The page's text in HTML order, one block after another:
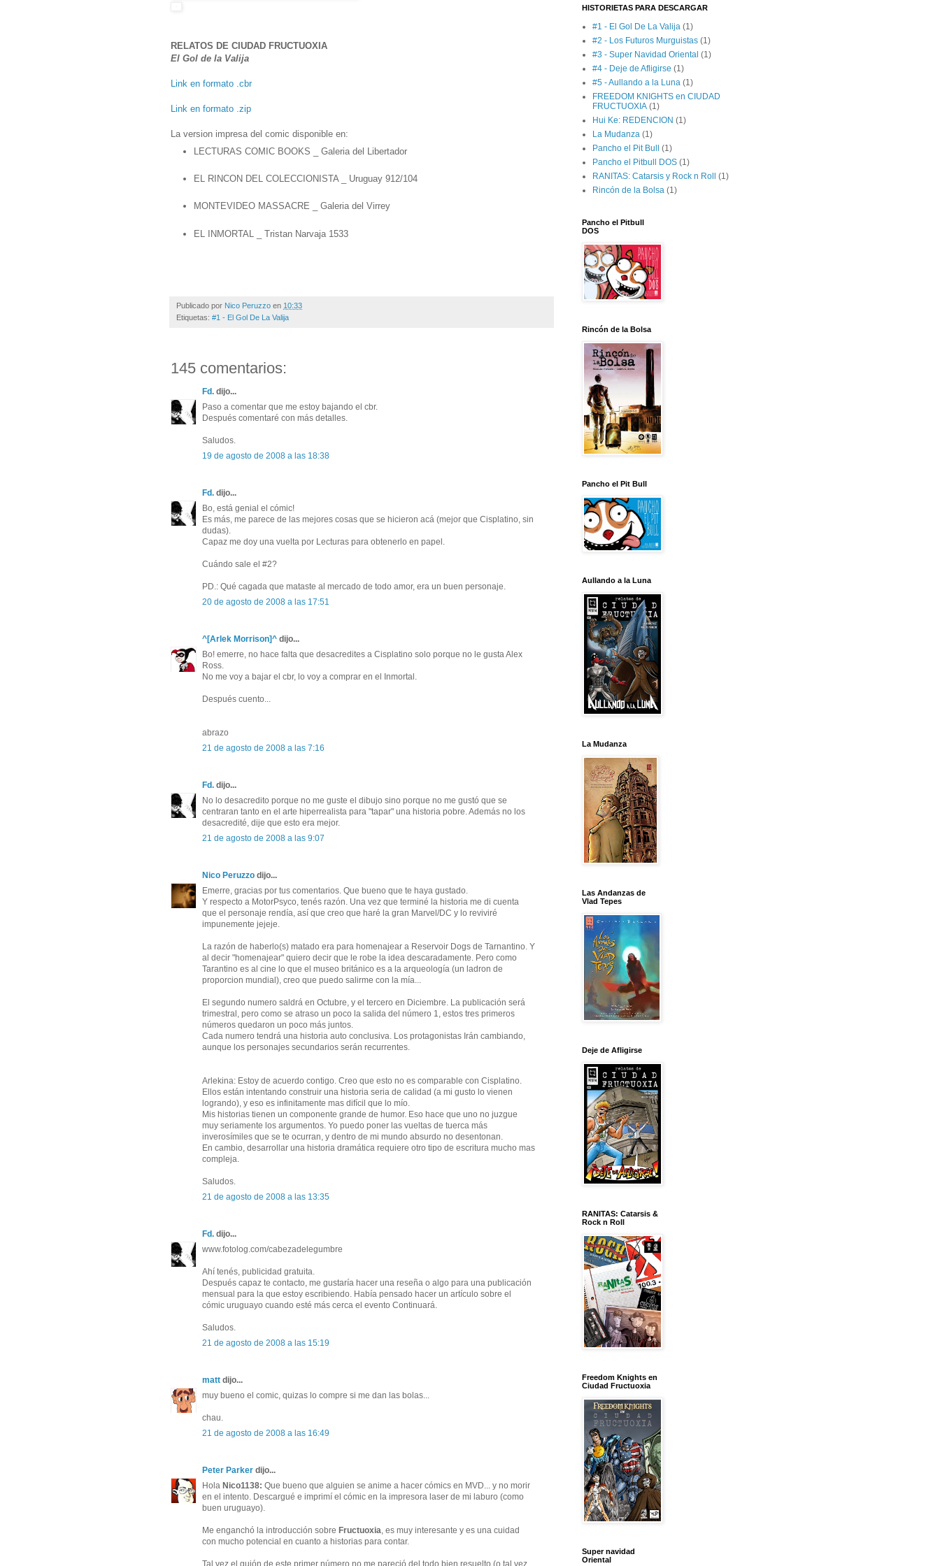
RELATOS DE CIUDAD FRUCTUOXIA
El Gol de la Valija
Link en formato .cbr
Link en formato .zip
La version impresa del comic disponible en:
LECTURAS COMIC BOOKS _ Galeria del Libertador
EL RINCON DEL COLECCIONISTA _ Uruguay 912/104
MONTEVIDEO MASSACRE _ Galeria del Virrey
EL INMORTAL _ Tristan Narvaja 1533
Publicado por Nico Peruzzo en 10:33
Etiquetas: #1 - El Gol De La Valija
145 comentarios:
Fd. dijo...
Paso a comentar que me estoy bajando el cbr.
Después comentaré con más detalles.
Saludos.
19 de agosto de 2008 a las 18:38
Fd. dijo...
Bo, está genial el cómic!
Es más, me parece de las mejores cosas que se hicieron acá (mejor que Cisplatino, sin
dudas).
Capaz me doy una vuelta por Lecturas para obtenerlo en papel.
Cuándo sale el #2?
PD.: Qué cagada que mataste al mercado de todo amor, era un buen personaje.
20 de agosto de 2008 a las 17:51
^[Arlek Morrison]^ dijo...
Bo! emerre, no hace falta que desacredites a Cisplatino solo porque no le gusta Alex
Ross.
No me voy a bajar el cbr, lo voy a comprar en el Inmortal.
Después cuento...
abrazo
21 de agosto de 2008 a las 7:16
Fd. dijo...
No lo desacredito porque no me guste el dibujo sino porque no me gustó que se
centraran tanto en el arte hiperrealista para "tapar" una historia pobre. Además no los
desacredité, dije que esto era mejor.
21 de agosto de 2008 a las 9:07
Nico Peruzzo dijo...
Emerre, gracias por tus comentarios. Que bueno que te haya gustado.
Y respecto a MotorPsyco, tenés razón. Una vez que terminé la historia me di cuenta
que el personaje rendía, así que creo que haré la gran Marvel/DC y lo reviviré
impunemente jejeje.
La razón de haberlo(s) matado era para homenajear a Reservoir Dogs de Tarnantino. Y
al decir "homenajear" quiero decir que le robe la idea descaradamente. Pero como
Tarantino es al cine lo que el museo británico es a la arqueología (un ladron de
proporcion mundial), creo que puedo salirme con la mía...
El segundo numero saldrá en Octubre, y el tercero en Diciembre. La publicación será
trimestral, pero como se atraso un poco la salida del número 1, estos tres primeros
números quedaron un poco más juntos.
Cada numero tendrá una historia auto conclusiva. Los protagonistas Irán cambiando,
aunque los personajes secundarios serán recurrentes.
Arlekina: Estoy de acuerdo contigo. Creo que esto no es comparable con Cisplatino.
Ellos están intentando construir una historia seria de calidad (a mi gusto lo vienen
logrando), y eso es infinitamente mas difícil que lo mío.
Mis historias tienen un componente grande de humor. Eso hace que uno no juzgue
muy seriamente los argumentos. Yo puedo poner las vueltas de tuerca más
inverosímiles que se te ocurran, y dentro de mi mundo absurdo no desentonan.
En cambio, desarrollar una historia dramática requiere otro tipo de escritura mucho mas
compleja.
Saludos.
21 de agosto de 2008 a las 13:35
Fd. dijo...
www.fotolog.com/cabezadelegumbre
Ahí tenés, publicidad gratuita.
Después capaz te contacto, me gustaría hacer una reseña o algo para una publicación
mensual para la que estoy escribiendo. Había pensado hacer un artículo sobre el
cómic uruguayo cuando esté más cerca el evento Continuará.
Saludos.
21 de agosto de 2008 a las 15:19
matt dijo...
muy bueno el comic, quizas lo compre si me dan las bolas...
chau.
21 de agosto de 2008 a las 16:49
Peter Parker dijo...
Hola Nico1138: Que bueno que alguien se anime a hacer cómics en MVD... y no morir
en el intento. Descargué e imprimí el cómic en la impresora laser de mi laburo (como
buen uruguayo).
Me enganchó la introducción sobre Fructuoxia, es muy interesante y es una cuidad
con mucho potencial en cuanto a historias para contar.
HISTORIETAS PARA DESCARGAR
#1 - El Gol De La Valija (1)
#2 - Los Futuros Murguistas (1)
#3 - Super Navidad Oriental (1)
#4 - Deje de Afligirse (1)
#5 - Aullando a la Luna (1)
FREEDOM KNIGHTS en CIUDAD
FRUCTUOXIA (1)
Hui Ke: REDENCION (1)
La Mudanza (1)
Pancho el Pit Bull
(1)
Pancho el Pitbull DOS (1)
RANITAS: Catarsis y Rock n Roll
(1)
Rincón de la Bolsa (1)
Pancho el Pitbull
DOS
Rincón de la Bolsa
Pancho el Pit Bull
Aullando a la Luna
La Mudanza
Las Andanzas de
Vlad Tepes
Deje de Afligirse
RANITAS: Catarsis &
Rock n Roll
Freedom Knights en
Ciudad Fructuoxia
Super navidad
Oriental